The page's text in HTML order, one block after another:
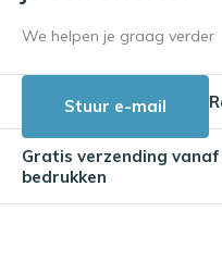
We helpen je graag verder
Stuur e-mail
Gratis verzending
bedrukken